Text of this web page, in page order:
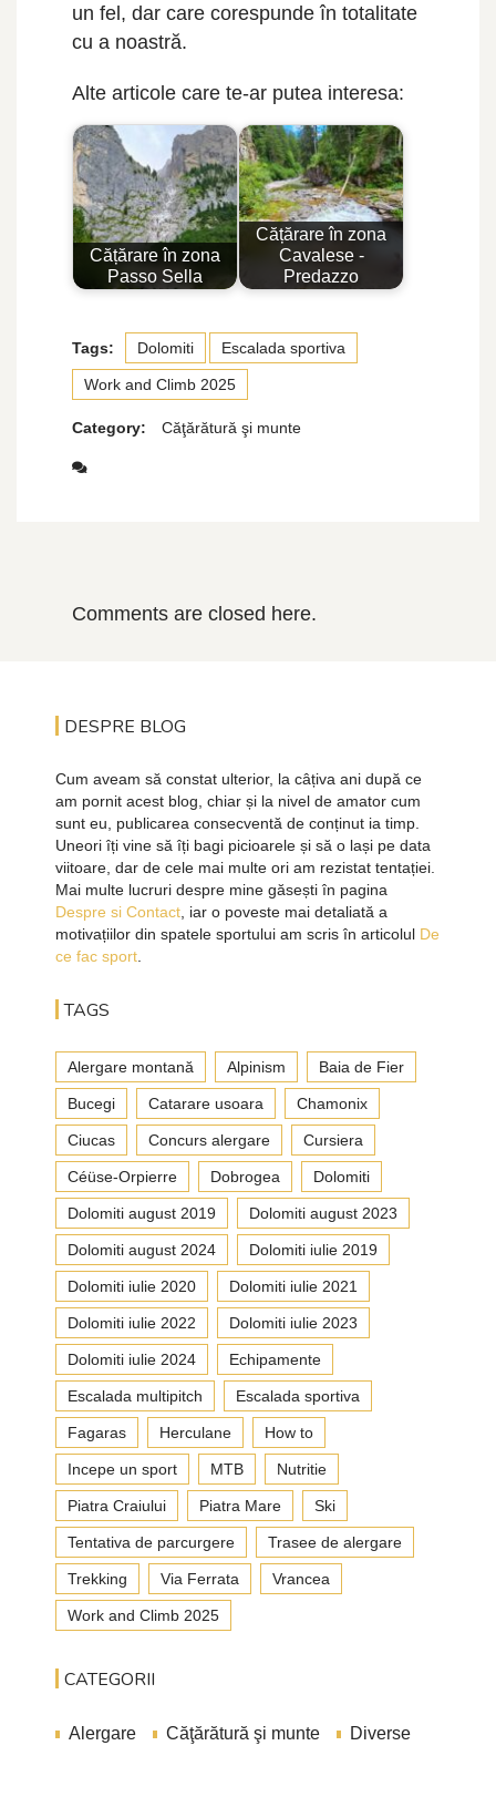
un fel, dar care corespunde în totalitate
cu a noastră.
Alte articole care te-ar putea interesa:
Cățărare în zona
Passo Sella
Cățărare în zona
Cavalese -
Predazzo
Tags: Dolomiti Escalada sportiva
Work and Climb 2025
Category: Căţărătură şi munte
Comments are closed here.
DESPRE BLOG
Cum aveam să constat ulterior, la câțiva ani după ce
am pornit acest blog, chiar și la nivel de amator cum
sunt eu, publicarea consecventă de conținut ia timp.
Uneori îți vine să îți bagi picioarele și să o lași pe data
viitoare, dar de cele mai multe ori am rezistat tentației.
Mai multe lucruri despre mine găsești în pagina
Despre si Contact , iar o poveste mai detaliată a
motivațiilor din spatele sportului am scris în articolul De
ce fac sport
TAGS
Alergare montană Alpinism Baia de Fier
Bucegi Catarare usoara Chamonix
Ciucas Concurs alergare Cursiera
Céüse-Orpierre Dobrogea Dolomiti
Dolomiti august 2019 Dolomiti august 2023
Dolomiti august 2024 Dolomiti iulie 2019
Dolomiti iulie 2020 Dolomiti iulie 2021
Dolomiti iulie 2022 Dolomiti iulie 2023
Dolomiti iulie 2024 Echipamente
Escalada multipitch Escalada sportiva
Fagaras Herculane How to
Incepe un sport MTB Nutritie
Piatra Craiului Piatra Mare Ski
Tentativa de parcurgere Trasee de alergare
Trekking Via Ferrata Vrancea
Work and Climb 2025
CATEGORII
Alergare Căţărătură şi munte Diverse